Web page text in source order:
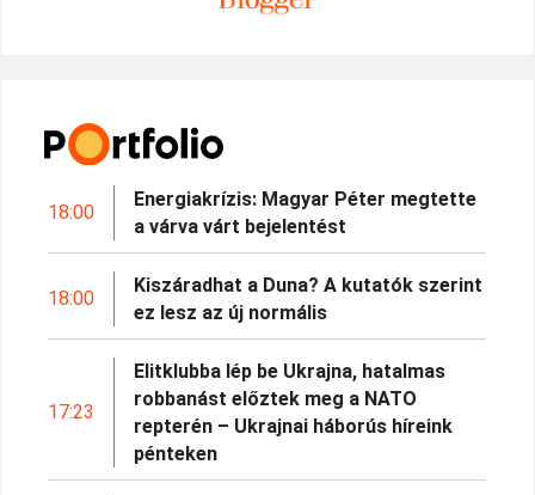
18:00
Energiakrízis: Magyar Péter megtette
a várva várt bejelentést
18:00
Kiszáradhat a Duna? A kutatók szerint
ez lesz az új normális
17:23
Elitklubba lép be Ukrajna, hatalmas
robbanást előztek meg a NATO
repterén – Ukrajnai háborús híreink
pénteken